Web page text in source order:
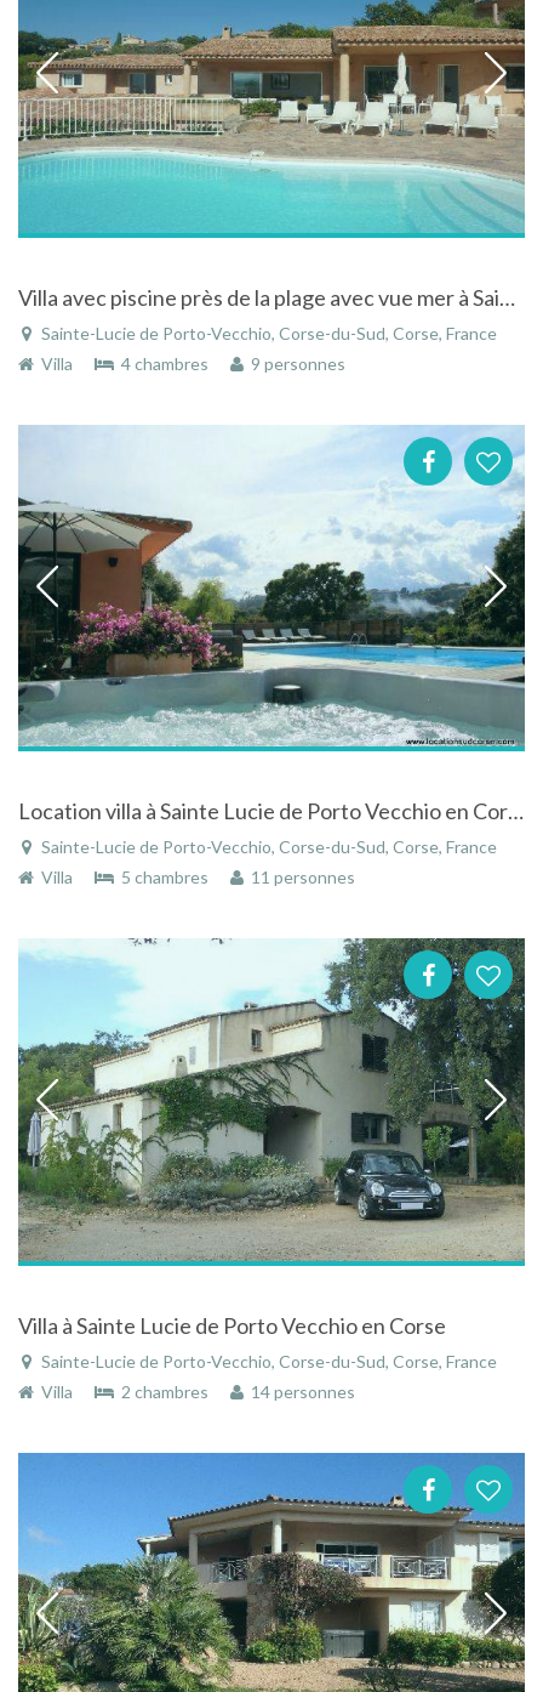
Villa avec piscine près de la plage avec vue mer à Sainte-Lucie-de-Porto-Vecchio en Corse
Sainte-Lucie de Porto-Vecchio, Corse-du-Sud, Corse, France
Villa
4 chambres 9 personnes
Location villa à Sainte Lucie de Porto Vecchio en Corse du Sud avec piscine chauffée
Sainte-Lucie de Porto-Vecchio, Corse-du-Sud, Corse, France
Villa
5 chambres 11 personnes
Villa à Sainte Lucie de Porto Vecchio en Corse
Sainte-Lucie de Porto-Vecchio, Corse-du-Sud, Corse, France
Villa
2 chambres 14 personnes